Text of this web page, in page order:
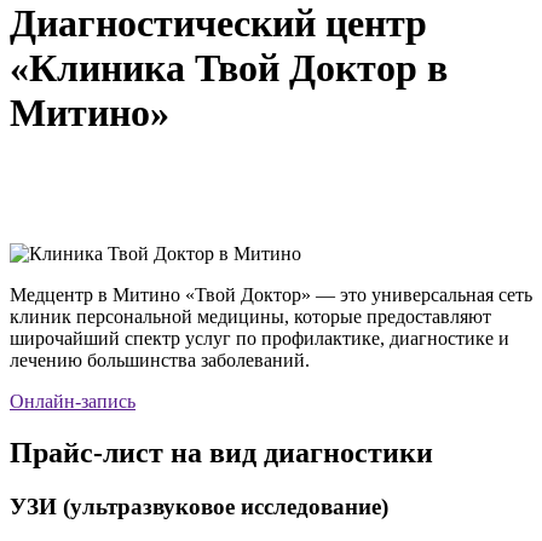
Диагностический центр
«Клиника Твой Доктор в
Митино»
Медцентр в Митино «Твой Доктор» — это универсальная сеть
клиник персональной медицины, которые предоставляют
широчайший спектр услуг по профилактике, диагностике и
лечению большинства заболеваний.
Онлайн-запись
Прайс-лист на вид диагностики
УЗИ (ультразвуковое исследование)